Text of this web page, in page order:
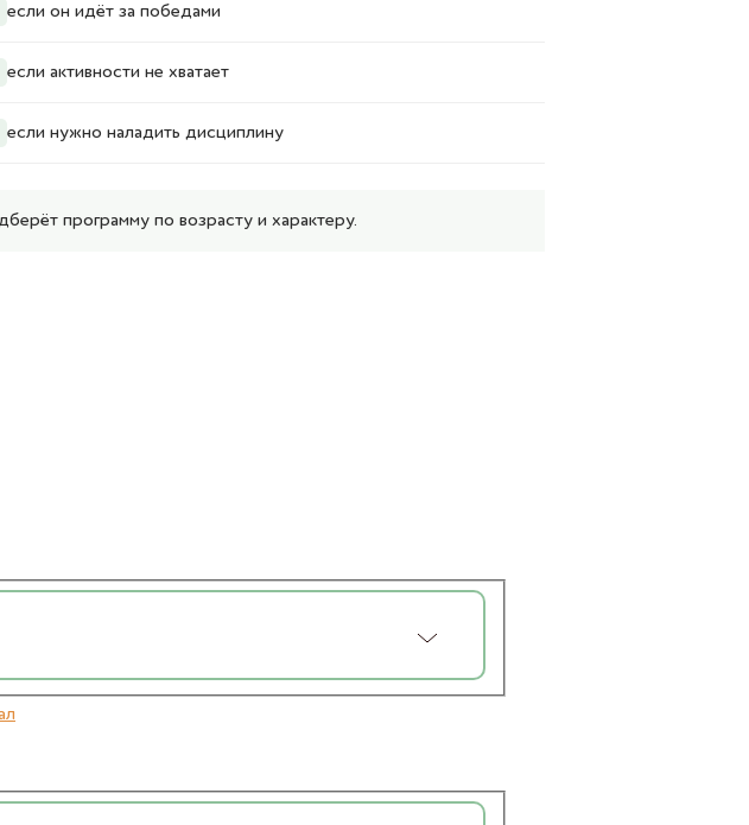
если он идёт за победами
если активности не хватает
если нужно наладить дисциплину
программу по возрасту и характеру.